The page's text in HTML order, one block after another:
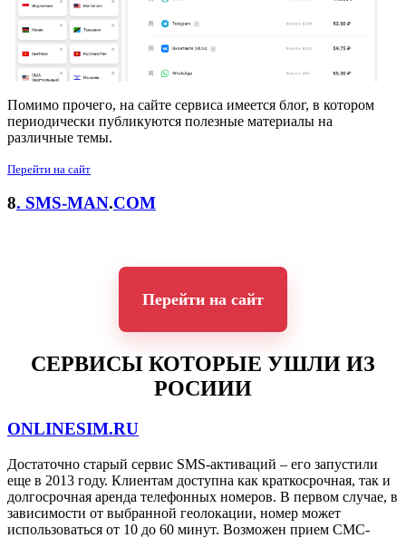
Помимо прочего, на сайте сервиса имеется блог, в котором
периодически публикуются полезные материалы на
различные темы.
Перейти на сайт
8. SMS-MAN.COM
Перейти на сайт
СЕРВИСЫ КОТОРЫЕ УШЛИ ИЗ
РОСИИИ
ONLINESIM.RU
Достаточно старый сервис SMS-активаций – его запустили
еще в 2013 году. Клиентам доступна как краткосрочная, так и
долгосрочная аренда телефонных номеров. В первом случае, в
зависимости от выбранной геолокации, номер может
использоваться от 10 до 60 минут. Возможен прием СМС-